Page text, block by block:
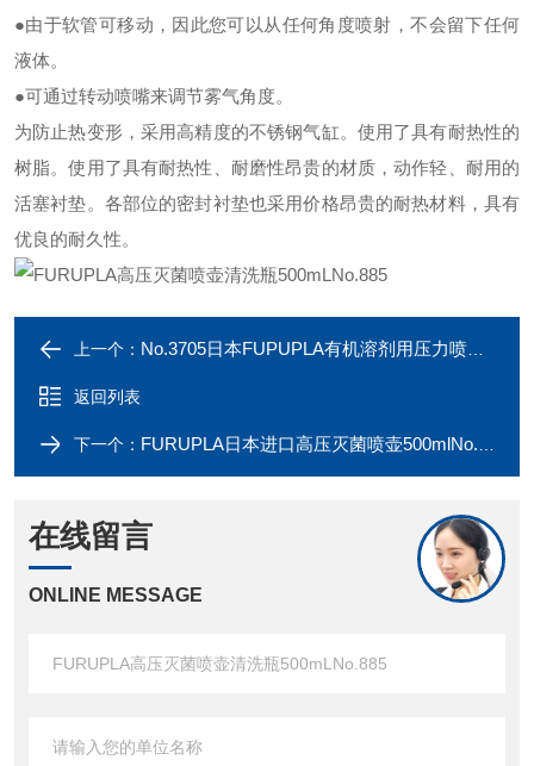
●由于软管可移动，因此您可以从任何角度喷射，不会留下任何
液体。
●可通过转动喷嘴来调节雾气角度。
为防止热变形，采用高精度的不锈钢气缸。 使用了具有耐热性的
树脂。使用了具有耐热性、耐磨性昂贵的材质，动作轻、耐用的
活塞衬垫。 各部位的密封衬垫也采用价格昂贵的耐热材料，具有
优良的耐久性。
上一个： No.3705日本FUPUPLA有机溶剂用压力喷雾器
返回列表
下一个： FURUPLA日本进口高压灭菌喷壶500mlNo.887
在线留言
ONLINE MESSAGE